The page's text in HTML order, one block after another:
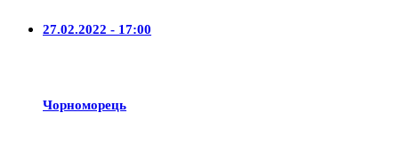
27.02.2022 - 17:00
Чорноморець